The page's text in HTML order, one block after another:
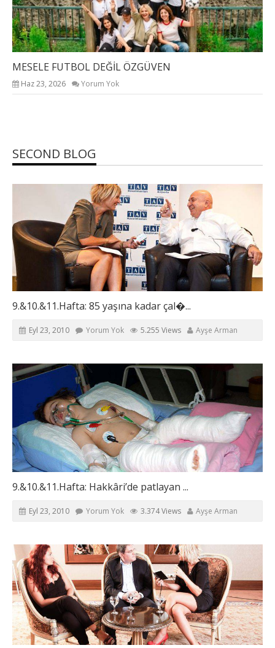
MESELE FUTBOL DEĞİL ÖZGÜVEN
Haz 23, 2026 Yorum Yok
SECOND BLOG
9.&10.&11.Hafta: 85 yaşına kadar çal�...
Eyl 23, 2010 Yorum Yok 5.255 Views Ayşe Arman
9.&10.&11.Hafta: Hakkâri’de patlayan ...
Eyl 23, 2010 Yorum Yok 3.374 Views Ayşe Arman